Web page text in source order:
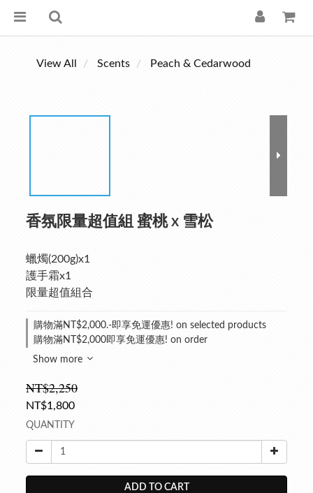
View All Scents Peach & Cedarwood
香氛限量超值組 蜜桃 x 雪松
蠟燭(200g)x1
護手霜x1
限量超值組合
購物滿NT$2,000.-即享免運優惠! on selected products
購物滿NT$2,000即享免運優惠! on order
Show more
NT$2,250
NT$1,800
QUANTITY
ADD TO CART